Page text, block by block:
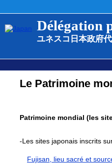
Délégation
ユネスコ日本政府
Le Patrimoine
Patrimoine mondial (les
-Les sites japonais inscrits
Fujisan, lieu sacré et